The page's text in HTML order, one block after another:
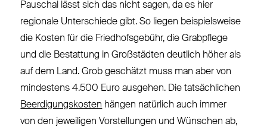
Pauschal lässt sich das nicht sagen, da es hier
regionale Unterschiede gibt. So liegen beispielsweise
die Kosten für die Friedhofsgebühr, die Grabpflege
und die Bestattung in Großstädten deutlich höher als
auf dem Land. Grob geschätzt muss man aber von
mindestens 4.500 Euro ausgehen. Die tatsächlichen
Beerdigungskosten hängen natürlich auch immer
von den jeweiligen Vorstellungen und Wünschen ab,